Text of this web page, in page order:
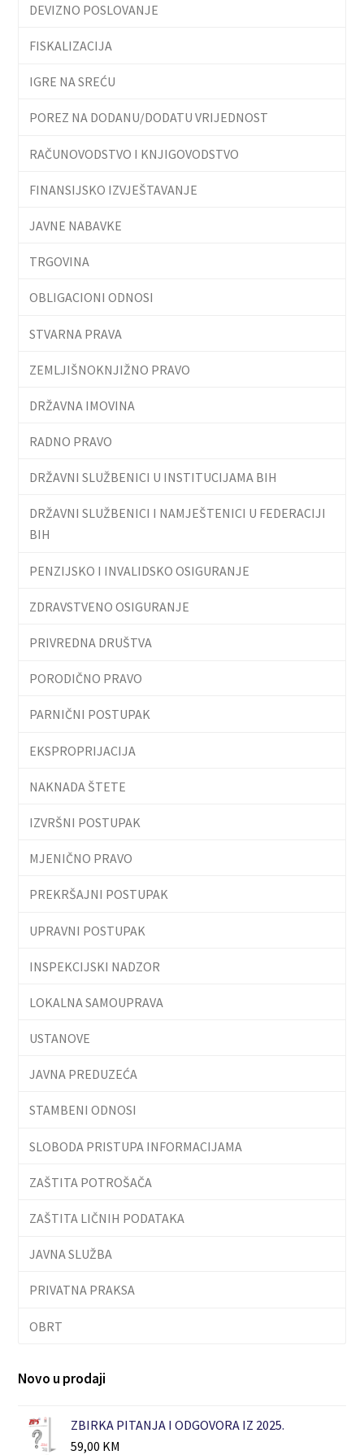
DEVIZNO POSLOVANJE
FISKALIZACIJA
IGRE NA SREĆU
POREZ NA DODANU/DODATU VRIJEDNOST
RAČUNOVODSTVO I KNJIGOVODSTVO
FINANSIJSKO IZVJEŠTAVANJE
JAVNE NABAVKE
TRGOVINA
OBLIGACIONI ODNOSI
STVARNA PRAVA
ZEMLJIŠNOKNJIŽNO PRAVO
DRŽAVNA IMOVINA
RADNO PRAVO
DRŽAVNI SLUŽBENICI U INSTITUCIJAMA BIH
DRŽAVNI SLUŽBENICI I NAMJEŠTENICI U FEDERACIJI
BIH
PENZIJSKO I INVALIDSKO OSIGURANJE
ZDRAVSTVENO OSIGURANJE
PRIVREDNA DRUŠTVA
PORODIČNO PRAVO
PARNIČNI POSTUPAK
EKSPROPRIJACIJA
NAKNADA ŠTETE
IZVRŠNI POSTUPAK
MJENIČNO PRAVO
PREKRŠAJNI POSTUPAK
UPRAVNI POSTUPAK
INSPEKCIJSKI NADZOR
LOKALNA SAMOUPRAVA
USTANOVE
JAVNA PREDUZEĆA
STAMBENI ODNOSI
SLOBODA PRISTUPA INFORMACIJAMA
ZAŠTITA POTROŠAČA
ZAŠTITA LIČNIH PODATAKA
JAVNA SLUŽBA
PRIVATNA PRAKSA
OBRT
Novo u prodaji
ZBIRKA PITANJA I ODGOVORA IZ 2025.
59,00 KM